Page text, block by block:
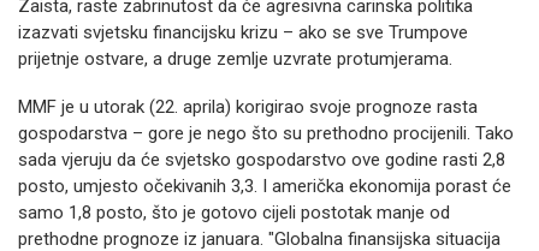
Zaista, raste zabrinutost da će agresivna carinska politika
izazvati svjetsku financijsku krizu – ako se sve Trumpove
prijetnje ostvare, a druge zemlje uzvrate protumjerama.
MMF je u utorak (22. aprila) korigirao svoje prognoze rasta
gospodarstva – gore je nego što su prethodno procijenili. Tako
sada vjeruju da će svjetsko gospodarstvo ove godine rasti 2,8
posto, umjesto očekivanih 3,3. I američka ekonomija porast će
samo 1,8 posto, što je gotovo cijeli postotak manje od
prethodne prognoze iz januara. "Globalna finansijska situacija